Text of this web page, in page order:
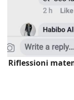
Riflessioni